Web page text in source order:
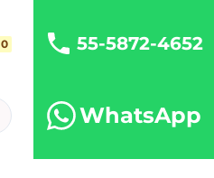
0 55-5872-4652
WhatsApp